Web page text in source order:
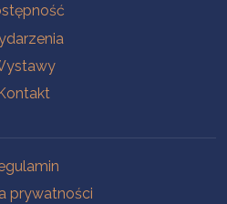
Kontakt
prywatności